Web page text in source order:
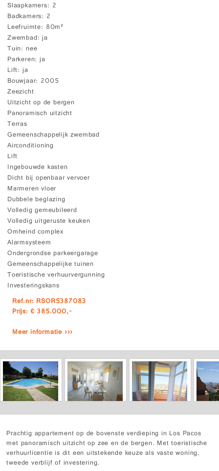
Slaapkamers 2
Badkamers 2
Leefruimte 80m²
Zwembad ja
Tuin nee
Parkeren ja
Lift ja
Bouwjaar 2005
Zeezicht
Uitzicht op de bergen
Panoramisch uitzicht
Terras
Gemeenschappelijk zwembad
Airconditioning
Lift
Ingebouwde kasten
Dicht bij openbaar vervoer
Marmeren vloer
Dubbele beglazing
Volledig gemeubileerd
Volledig uitgeruste keuken
Omheind complex
Alarmsysteem
Ondergrondse parkeergarage
Gemeenschappelijke tuinen
Toeristische verhuurvergunning
Investeringskans
Ref.nr: RSOR5387083
Prijs: € 385.000,-
Meer informatie ›››
Prachtig appartement op de bovenste verdieping in Los Pacos
met panoramisch uitzicht op zee en de bergen. Met toeristische
verhuurlicentie is dit een uitstekende keuze als vaste woning,
tweede verblijf of investering.